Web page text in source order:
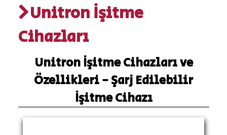
Unitron İşitme
Cihazları
Unitron İşitme Cihazları ve
Özellikleri - Şarj Edilebilir
İşitme Cihazı